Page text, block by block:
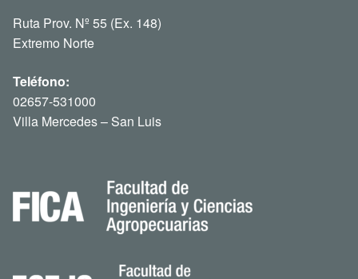
Ruta Prov. Nº 55 (Ex. 148)
Extremo Norte
Teléfono:
02657-531000
Villa Mercedes – San Luis